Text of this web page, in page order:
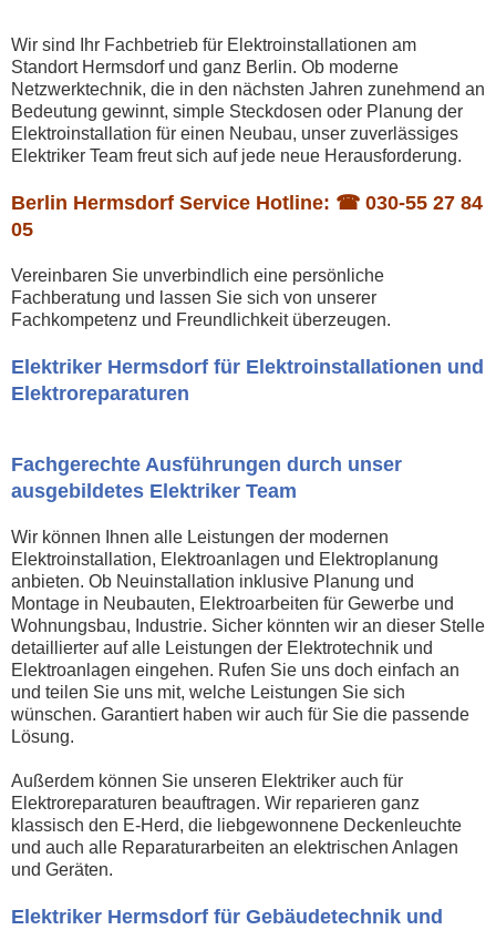
Wir sind Ihr Fachbetrieb für Elektroinstallationen am
Standort Hermsdorf und ganz Berlin. Ob moderne
Netzwerktechnik, die in den nächsten Jahren zunehmend an
Bedeutung gewinnt, simple Steckdosen oder Planung der
Elektroinstallation für einen Neubau, unser zuverlässiges
Elektriker Team freut sich auf jede neue Herausforderung.
Berlin Hermsdorf Service Hotline: ☎ 030-55 27 84
05
Vereinbaren Sie unverbindlich eine persönliche
Fachberatung und lassen Sie sich von unserer
Fachkompetenz und Freundlichkeit überzeugen.
Elektriker Hermsdorf für Elektroinstallationen und
Elektroreparaturen
Fachgerechte Ausführungen durch unser
ausgebildetes Elektriker Team
Wir können Ihnen alle Leistungen der modernen
Elektroinstallation, Elektroanlagen und Elektroplanung
anbieten. Ob Neuinstallation inklusive Planung und
Montage in Neubauten, Elektroarbeiten für Gewerbe und
Wohnungsbau, Industrie. Sicher könnten wir an dieser Stelle
detaillierter auf alle Leistungen der Elektrotechnik und
Elektroanlagen eingehen. Rufen Sie uns doch einfach an
und teilen Sie uns mit, welche Leistungen Sie sich
wünschen. Garantiert haben wir auch für Sie die passende
Lösung.
Außerdem können Sie unseren Elektriker auch für
Elektroreparaturen beauftragen. Wir reparieren ganz
klassisch den E-Herd, die liebgewonnene Deckenleuchte
und auch alle Reparaturarbeiten an elektrischen Anlagen
und Geräten.
Elektriker Hermsdorf für Gebäudetechnik und